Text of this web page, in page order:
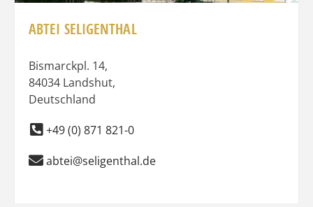
ABTEI SELIGENTHAL
Bismarckpl. 14,
84034 Landshut,
Deutschland
+49 (0) 871 821-0
abtei@seligenthal.de